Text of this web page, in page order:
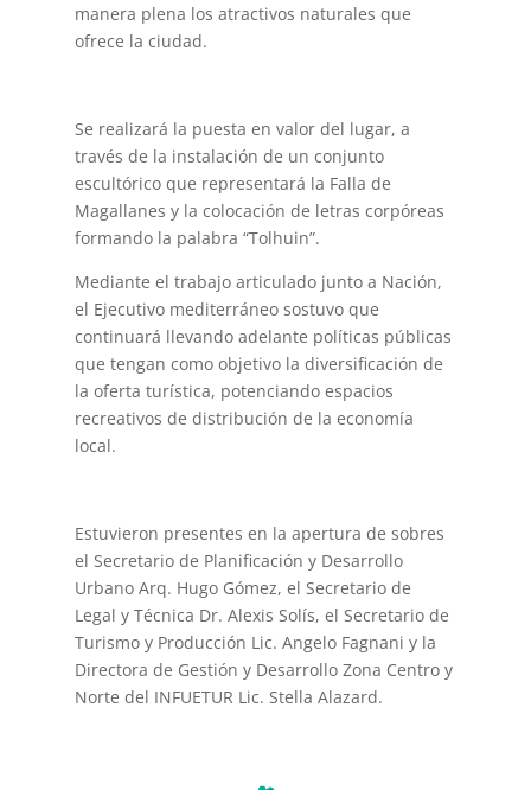
manera plena los atractivos naturales que
ofrece la ciudad.
Se realizará la puesta en valor del lugar, a
través de la instalación de un conjunto
escultórico que representará la Falla de
Magallanes y la colocación de letras corpóreas
formando la palabra “Tolhuin”. ️
Mediante el trabajo articulado junto a Nación,
el Ejecutivo mediterráneo sostuvo que
continuará llevando adelante políticas públicas
que tengan como objetivo la diversificación de
la oferta turística, potenciando espacios
recreativos de distribución de la economía
local.️
Estuvieron presentes en la apertura de sobres
el Secretario de Planificación y Desarrollo
Urbano Arq. Hugo Gómez, el Secretario de
Legal y Técnica Dr. Alexis Solís, el Secretario de
Turismo y Producción Lic. Angelo Fagnani y la
Directora de Gestión y Desarrollo Zona Centro y
Norte del INFUETUR Lic. Stella Alazard.